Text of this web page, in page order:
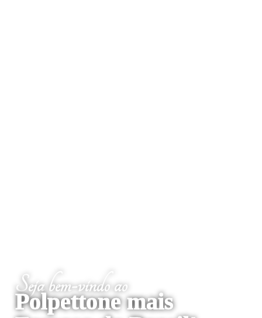
Seja bem-vindo ao
Polpettone mais